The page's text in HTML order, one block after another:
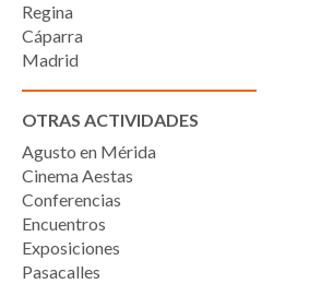
Regina
Cáparra
Madrid
OTRAS ACTIVIDADES
Agusto en Mérida
Cinema Aestas
Conferencias
Encuentros
Exposiciones
Pasacalles